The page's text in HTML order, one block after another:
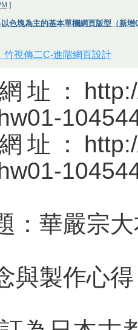
]
色塊為主的基本單欄網頁版型（新增
竹視傳二C-進階網頁設計
址：
址：
：華嚴宗
與製作心